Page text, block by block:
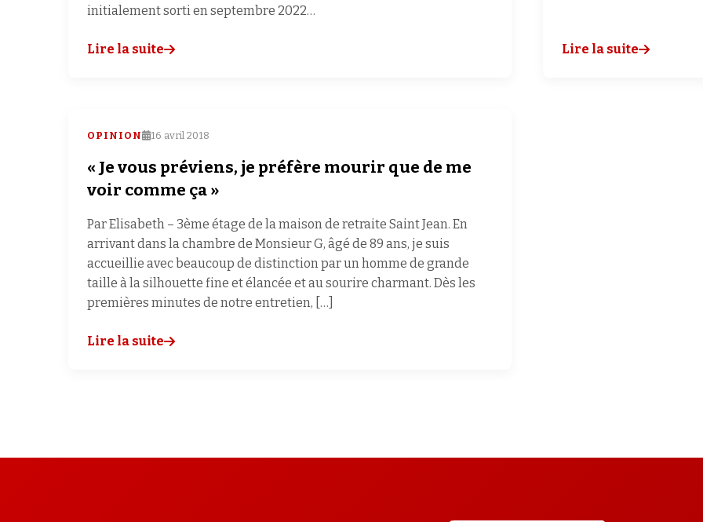
initialement sorti en septembre 2022…
Lire la suite Lire la suite
OPINION 16 avril 2018
« Je vous préviens, je préfère mourir que de me
voir comme ça »
Par Elisabeth – 3ème étage de la maison de retraite Saint Jean. En
arrivant dans la chambre de Monsieur G, âgé de 89 ans, je suis
accueillie avec beaucoup de distinction par un homme de grande
taille à la silhouette fine et élancée et au sourire charmant. Dès les
premières minutes de notre entretien, […]
Lire la suite